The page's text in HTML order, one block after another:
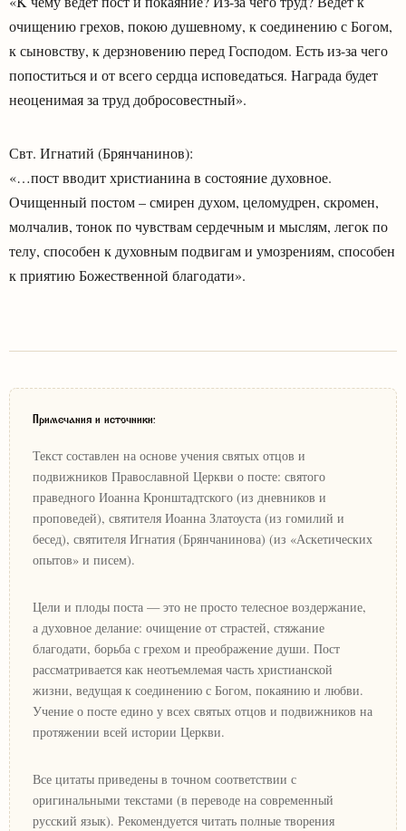
очищению грехов, покою душевному, к соединению с Богом,
к сыновству, к дерзновению перед Господом. Есть из-за чего
попоститься и от всего сердца исповедаться. Награда будет
неоценимая за труд добросовестный».
Свт. Игнатий (Брянчанинов):
«…пост вводит христианина в состояние духовное.
Очищенный постом – смирен духом, целомудрен, скромен,
молчалив, тонок по чувствам сердечным и мыслям, легок по
телу, способен к духовным подвигам и умозрениям, способен
к приятию Божественной благодати».
Примечания и источники:
Текст составлен на основе учения святых отцов и
подвижников Православной Церкви о посте: святого
праведного Иоанна Кронштадтского (из дневников и
проповедей), святителя Иоанна Златоуста (из гомилий и
бесед), святителя Игнатия (Брянчанинова) (из «Аскетических
опытов» и писем).
Цели и плоды поста — это не просто телесное воздержание,
а духовное делание: очищение от страстей, стяжание
благодати, борьба с грехом и преображение души. Пост
рассматривается как неотъемлемая часть христианской
жизни, ведущая к соединению с Богом, покаянию и любви.
Учение о посте едино у всех святых отцов и подвижников на
протяжении всей истории Церкви.
Все цитаты приведены в точном соответствии с
оригинальными текстами (в переводе на современный
русский язык). Рекомендуется читать полные творения